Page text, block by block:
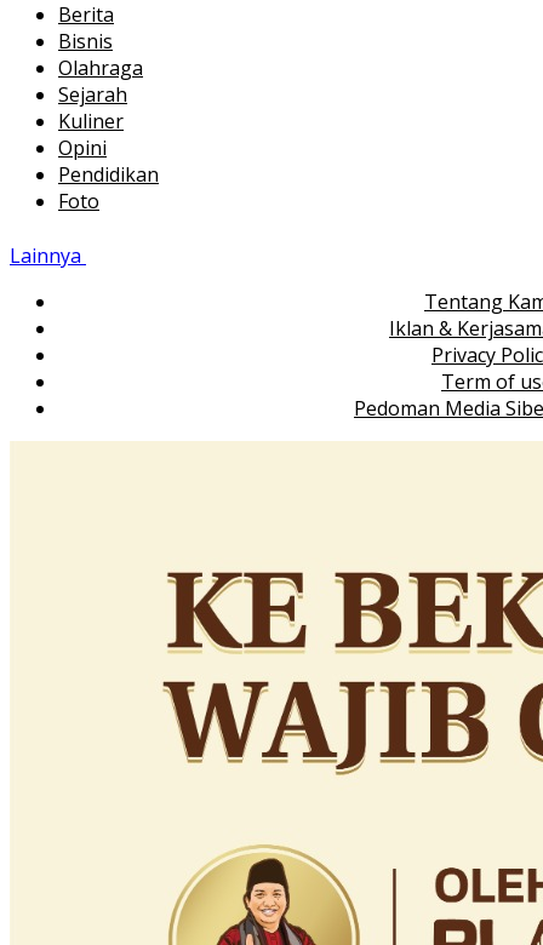
Berita
Bisnis
Olahraga
Sejarah
Kuliner
Opini
Pendidikan
Foto
Lainnya
Tentang
Iklan &
Privacy
Term of
Pedoman Media